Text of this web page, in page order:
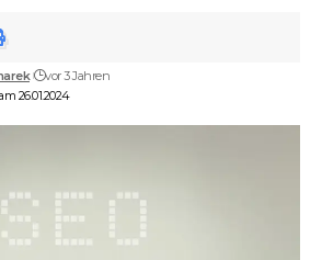
26.01.2024
vor 3 Jahren